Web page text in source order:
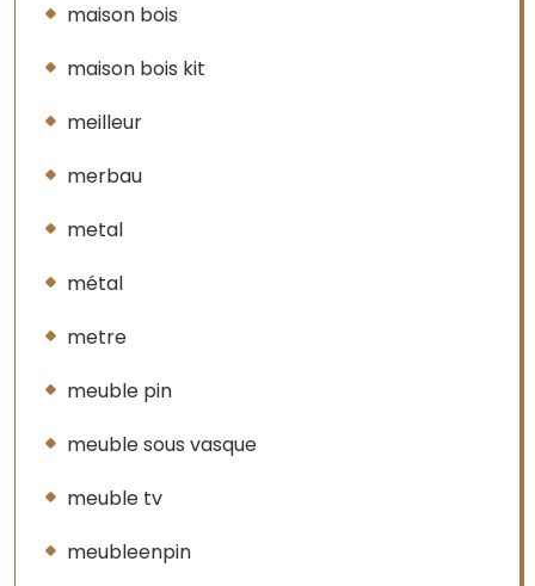
maison bois
maison bois kit
meilleur
merbau
metal
métal
metre
meuble pin
meuble sous vasque
meuble tv
meubleenpin